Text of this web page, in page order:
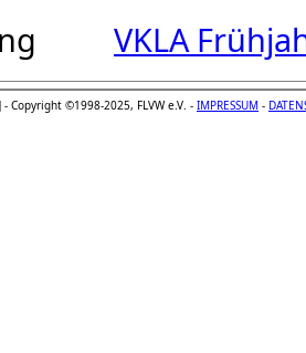
VKLA
Copyright ©1998-2025, FLVW e.V. - IMPRESSUM -